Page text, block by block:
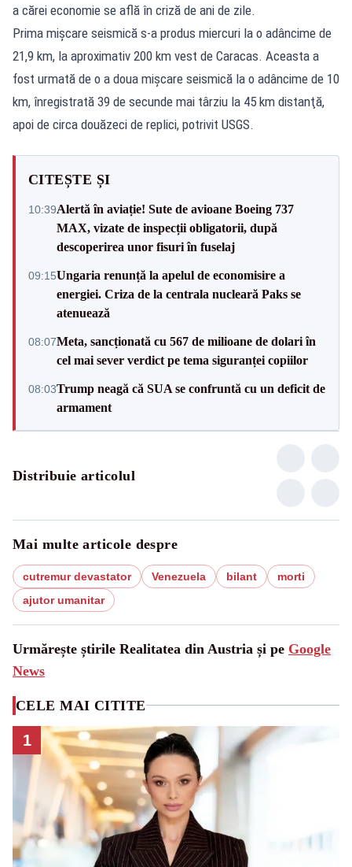
a cărei economie se află în criză de ani de zile.
Prima mişcare seismică s-a produs miercuri la o adâncime de
21,9 km, la aproximativ 200 km vest de Caracas. Aceasta a
fost urmată de o a doua mişcare seismică la o adâncime de 10
km, înregistrată 39 de secunde mai târziu la 45 km distanţă,
apoi de circa douăzeci de replici, potrivit USGS.
CITEȘTE ȘI
10:39Alertă în aviație! Sute de avioane Boeing 737
MAX, vizate de inspecții obligatorii, după
descoperirea unor fisuri în fuselaj
09:15Ungaria renunță la apelul de economisire a
energiei. Criza de la centrala nucleară Paks se
atenuează
08:07Meta, sancționată cu 567 de milioane de dolari în
cel mai sever verdict pe tema siguranței copiilor
08:03Trump neagă că SUA se confruntă cu un deficit de
armament
Distribuie articolul
Mai multe articole despre
cutremur devastator Venezuela bilant
morti
ajutor umanitar
Urmărește știrile Realitatea din Austria și pe Google
News
CELE MAI CITITE
1